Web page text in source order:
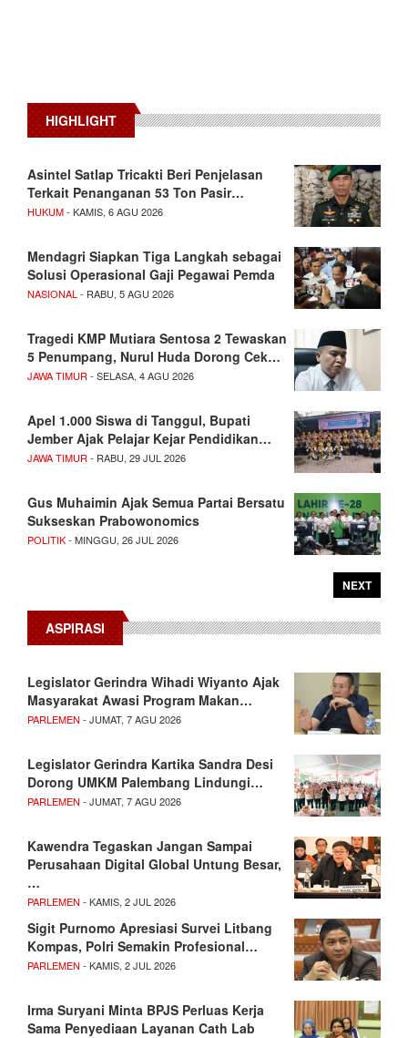
HIGHLIGHT
Asintel Satlap Tricakti Beri Penjelasan
Terkait Penanganan 53 Ton Pasir…
HUKUM- KAMIS, 6 AGU 2026
Mendagri Siapkan Tiga Langkah sebagai
Solusi Operasional Gaji Pegawai Pemda
NASIONAL - RABU, 5 AGU 2026
Tragedi KMP Mutiara Sentosa 2 Tewaskan
5 Penumpang, Nurul Huda Dorong Cek…
JAWA TIMUR - SELASA, 4 AGU 2026
Apel 1.000 Siswa di Tanggul, Bupati
Jember Ajak Pelajar Kejar Pendidikan…
JAWA TIMUR - RABU, 29 JUL 2026
Gus Muhaimin Ajak Semua Partai Bersatu
Sukseskan Prabowonomics
POLITIK- MINGGU, 26 JUL 2026
NEXT
ASPIRASI
Legislator Gerindra Wihadi Wiyanto Ajak
Masyarakat Awasi Program Makan…
PARLEMEN - JUMAT, 7 AGU 2026
Legislator Gerindra Kartika Sandra Desi
Dorong UMKM Palembang Lindungi…
PARLEMEN - JUMAT, 7 AGU 2026
Kawendra Tegaskan Jangan Sampai
Perusahaan Digital Global Untung Besar,
…
PARLEMEN - KAMIS, 2 JUL 2026
Sigit Purnomo Apresiasi Survei Litbang
Kompas, Polri Semakin Profesional…
PARLEMEN - KAMIS, 2 JUL 2026
Irma Suryani Minta BPJS Perluas Kerja
Sama Penyediaan Layanan Cath Lab